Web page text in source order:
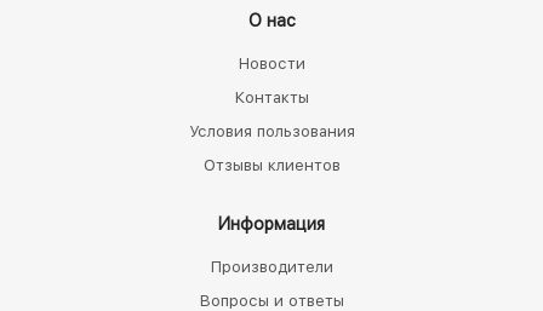
О нас
Новости
Контакты
Условия пользования
Отзывы клиентов
Информация
Производители
Вопросы и ответы